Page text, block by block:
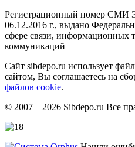
Регистрационный номер СМИ
06.12.2016 г., выдано
сфере связи, информационных
коммуникаций
Сайт sibdepo.ru использует
сайтом, Вы соглашаетесь на
файлов cookie.
© 2007—2026 Sibdepo.ru Все